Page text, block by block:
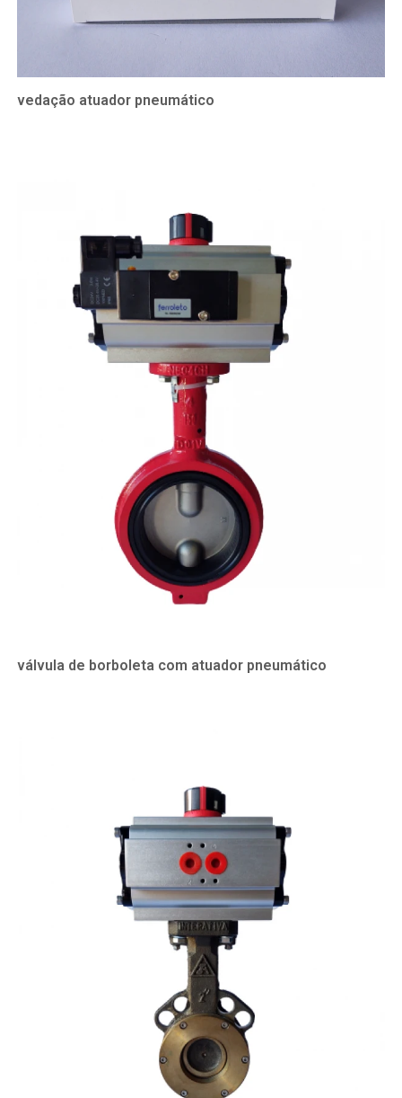
vedação atuador pneumático
válvula de borboleta com atuador pneumático